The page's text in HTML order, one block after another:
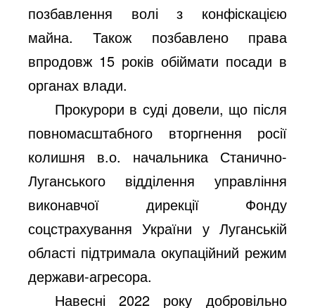
позбавлення волі з конфіскацією
майна. Також позбавлено права
впродовж 15 років обіймати посади в
органах влади.
Прокурори в суді довели, що після
повномасштабного вторгнення росії
колишня в.о. начальника Станично-
Луганського відділення управління
виконавчої дирекції Фонду
соцстрахування України у Луганській
області підтримала окупаційний режим
держави-агресора.
Навесні 2022 року добровільно